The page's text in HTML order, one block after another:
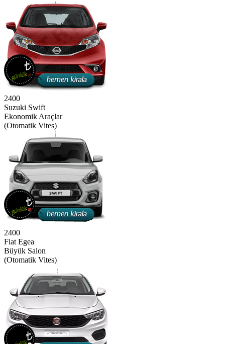
2400
Suzuki Swift
Ekonomik Araçlar
(Otomatik Vites)
2400
Fiat Egea
Büyük Salon
(Otomatik Vites)